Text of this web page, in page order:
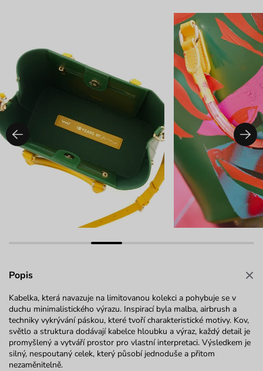
Popis
Kabelka, která navazuje na limitovanou kolekci a pohybuje se v
duchu minimalistického výrazu. Inspirací byla malba, airbrush a
techniky vykrývání páskou, které tvoří charakteristické motivy. Kov,
světlo a struktura dodávají kabelce hloubku a výraz, každý detail je
promyšlený a vytváří prostor pro vlastní interpretaci. Výsledkem je
silný, nespoutaný celek, který působí jednoduše a přitom
nezaměnitelně.